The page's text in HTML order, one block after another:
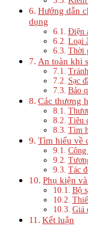
Hướng dẫn
dụng
Điện
Loại
Thời
An toàn khi
Sạc
Bảo
Các thương
Tiêu
Tìm
Tìm hiểu về
Tác
Phụ kiện
Bộ
Giá
Kết luận